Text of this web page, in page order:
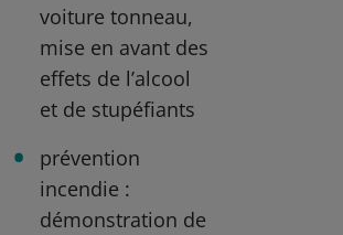
voiture tonneau,
mise en avant des
effets de l’alcool
et de stupéfiants
prévention
incendie :
démonstration de